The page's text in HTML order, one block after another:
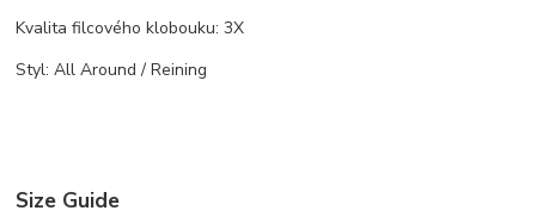
Kvalita filcového klobouku: 3X
Styl: All Around / Reining
Size Guide